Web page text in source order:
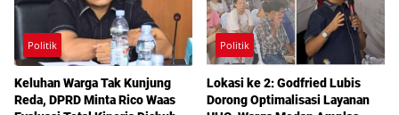
Politik
Keluhan Warga Tak Kunjung
Reda, DPRD Minta Rico Waas
Politik
Lokasi ke 2: Godfried Lubis
Dorong Optimalisasi Layanan